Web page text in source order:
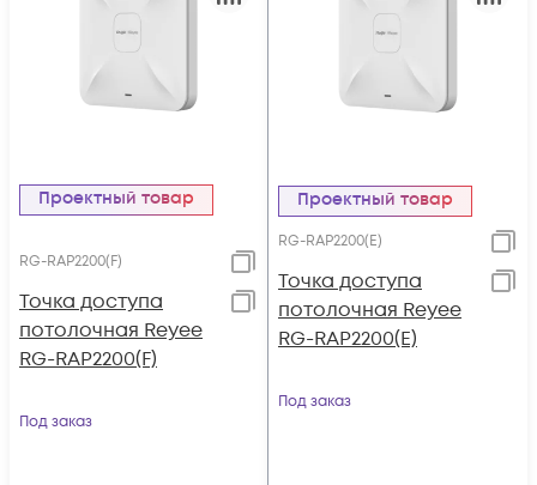
Проектный товар
RG-RAP2200(F)
Точка доступа
потолочная Reyee
RG-RAP2200(F)
Под заказ
Проектный товар
RG-RAP2200(E)
Точка доступа
потолочная Reyee
RG-RAP2200(E)
Под заказ